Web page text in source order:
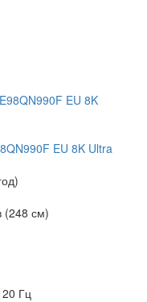
EU 8K Ultra
(248 см)
Гц